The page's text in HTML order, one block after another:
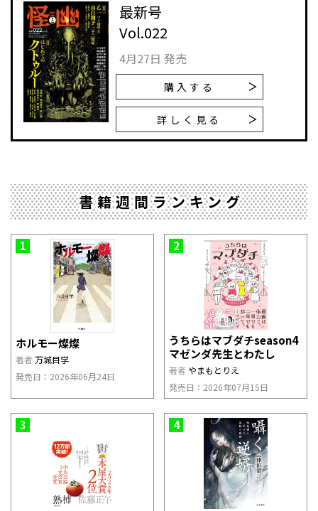
最新号
Vol.022
4月27日 発売
購入する
詳しく見る
書籍週間ランキング
1
ホルモー燦燦
著者 万城目学
発売日：2026年06月24日
2
うちらはマブダチseason4
マゼンダ先生とわたし
著者 やまもとりえ
発売日：2026年07月15日
3 4